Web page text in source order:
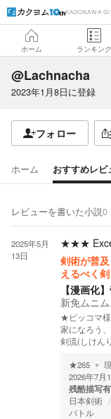
KADOKAWA
ホーム ランキング
@Lachnacha
2023年1月8日に登録
フォロー
ホーム おすすめレビ
レビューを書いた小説0
2025年5月
13日
★★★
剣術が普
えるべく剣
【漫画化
新免ムニ
★ピッコマ
家になろう
剣流(しけん
★265
2026年7月
残酷描写
日本剣術
バトル